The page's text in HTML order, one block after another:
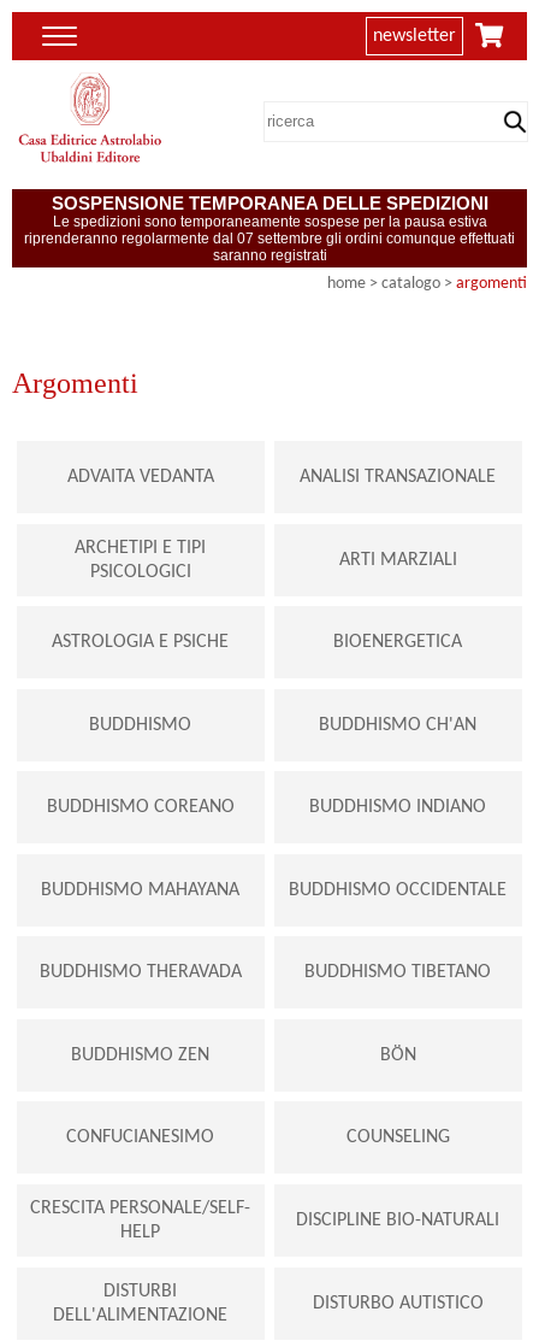
newsletter
SOSPENSIONE TEMPORANEA DELLE SPEDIZIONI
Le spedizioni sono temporaneamente sospese per la pausa estiva
riprenderanno regolarmente dal 07 settembre gli ordini comunque effettuati
saranno registrati
home > catalogo > argomenti
Argomenti
ADVAITA VEDANTA ANALISI TRANSAZIONALE
ARCHETIPI E TIPI
PSICOLOGICI
ARTI MARZIALI
ASTROLOGIA E PSICHE BIOENERGETICA
BUDDHISMO BUDDHISMO CH'AN
BUDDHISMO COREANO BUDDHISMO INDIANO
BUDDHISMO MAHAYANA BUDDHISMO OCCIDENTALE
BUDDHISMO THERAVADA BUDDHISMO TIBETANO
BUDDHISMO ZEN BÖN
CONFUCIANESIMO COUNSELING
CRESCITA PERSONALE/SELF-
HELP
DISCIPLINE BIO-NATURALI
DISTURBI
DELL'ALIMENTAZIONE
DISTURBO AUTISTICO